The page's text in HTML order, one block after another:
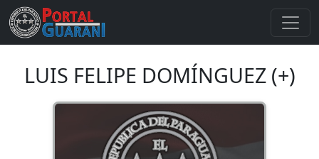
LUIS FELIPE DOMÍNGUEZ (+)